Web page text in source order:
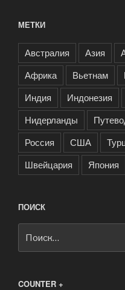
МЕТКИ
Австралия Азия
Африка
Вьетнам
Индия
Индонезия
Нидерланды
Россия
США
Швейцария
Япония
ПОИСК
COUNTER +